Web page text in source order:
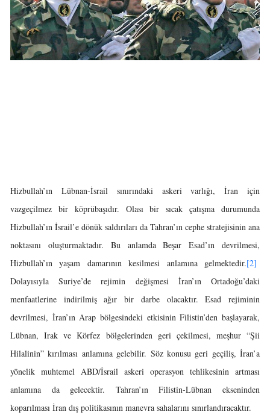
Hizbullah’ın Lübnan-İsrail sınırındaki askeri varlığı, İran için
vazgeçilmez bir köprübaşıdır. Olası bir sıcak çatışma durumunda
Hizbullah’ın İsrail’e dönük saldırıları da Tahran’ın cephe stratejisinin ana
noktasını oluşturmaktadır. Bu anlamda Beşar Esad’ın devrilmesi,
Hizbullah’ın yaşam damarının kesilmesi anlamına gelmektedir.[2]
Dolayısıyla Suriye’de rejimin değişmesi İran’ın Ortadoğu’daki
menfaatlerine indirilmiş ağır bir darbe olacaktır. Esad rejiminin
devrilmesi, İran’ın Arap bölgesindeki etkisinin Filistin’den başlayarak,
Lübnan, Irak ve Körfez bölgelerinden geri çekilmesi, meşhur “Şii
Hilalinin” kırılması anlamına gelebilir. Söz konusu geri geçiliş, İran’a
yönelik muhtemel ABD/İsrail askeri operasyon tehlikesinin artması
anlamına da gelecektir. Tahran’ın Filistin-Lübnan ekseninden
koparılması İran dış politikasının manevra sahalarını sınırlandıracaktır.